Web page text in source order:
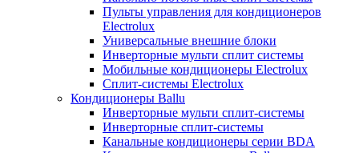
Пульты управления для кондиционеров
Electrolux
Универсальные внешние блоки
Инверторные мульти сплит системы
Мобильные кондиционеры Electrolux
Сплит-системы Electrolux
Кондиционеры Ballu
Инверторные мульти сплит-системы
Инверторные сплит-системы
Канальные кондиционеры серии BDA